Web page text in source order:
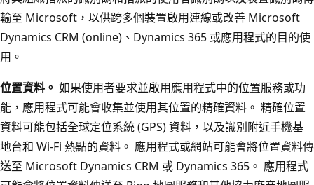
輸至 Microsoft，以供跨多個裝置啟用連線或改善 Microsoft
Dynamics CRM (online)、Dynamics 365 或應用程式的目的使
用。
位置資料。 如果使用者要求並啟用應用程式中的位置服務或功
能，應用程式可能會收集並使用其位置的精確資料。 精確位置
資料可能包括全球定位系統 (GPS) 資料，以及識別附近手機基
地台和 Wi-Fi 熱點的資料。 應用程式或網站可能會將位置資料傳
送至 Microsoft Dynamics CRM 或 Dynamics 365。 應用程式